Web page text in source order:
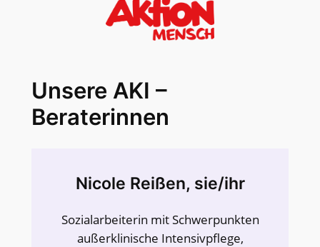
Unsere AKI –
Beraterinnen
Nicole Reißen, sie/ihr
Sozialarbeiterin mit Schwerpunkten
außerklinische Intensivpflege,